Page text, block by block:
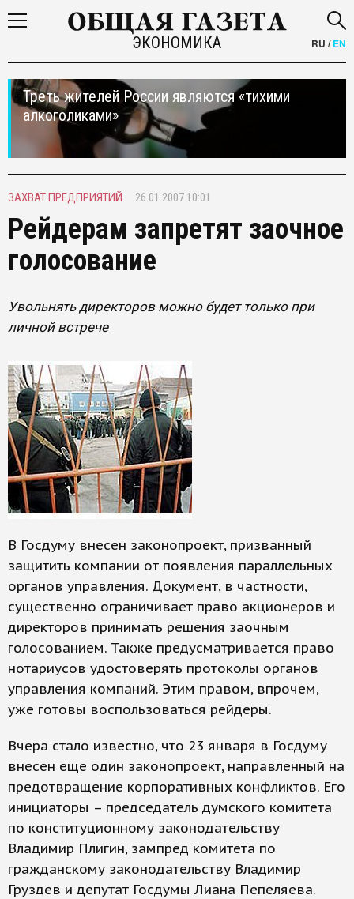
ЭКОНОМИКА RU /EN
Треть жителей России являются «тихими
алкоголиками»
ЗАХВАТ ПРЕДПРИЯТИЙ 26.01.2007 10:01
Рейдерам запретят заочное
голосование
Увольнять директоров можно будет только при
личной встрече
В Госдуму внесен законопроект, призванный
защитить компании от появления параллельных
органов управления. Документ, в частности,
существенно ограничивает право акционеров и
директоров принимать решения заочным
голосованием. Также предусматривается право
нотариусов удостоверять протоколы органов
управления компаний. Этим правом, впрочем,
уже готовы воспользоваться рейдеры.
Вчера стало известно, что 23 января в Госдуму
внесен еще один законопроект, направленный на
предотвращение корпоративных конфликтов. Его
инициаторы – председатель думского комитета
по конституционному законодательству
Владимир Плигин, зампред комитета по
гражданскому законодательству Владимир
Груздев и депутат Госдумы Лиана Пепеляева.